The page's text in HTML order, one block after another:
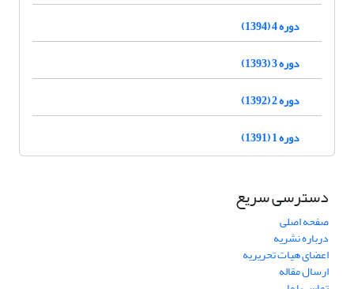
دوره 4 (1394)
دوره 3 (1393)
دوره 2 (1392)
دوره 1 (1391)
دسترسی سریع
صفحه اصلی
درباره نشریه
اعضای هیات تحریریه
ارسال مقاله